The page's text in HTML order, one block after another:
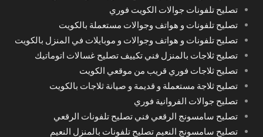
تصليح تلفونات جوالات الكويت فوري
تصليح تلفونات و هواتف وجوالات مستعملة بالكويت
تصليح تلفونات و هواتف وجوالات و موبايلات في المنزل بالكويت
تصليح ثلاجات بالمنزل فني تكييف تصليح غسالات اتوماتيك
تصليح ثلاجات فوري قريب من موقعي الكويت
تصليح ثلاجة مستعملة و قديمة و صيانة ثلاجات بالكويت
تصليح جوالات الفروانية فوري
تصليح سامسونج الرقعي فني تصليح تلفونات الرقعي
تصليح سامسونج النعيم تصليح تلفونات بالمنزل النعيم